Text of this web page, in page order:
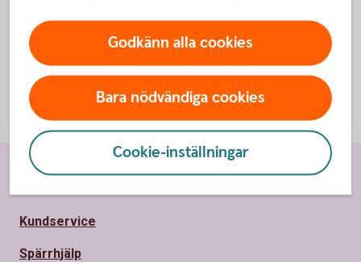
Godkänn alla cookies
Bara nödvändiga cookies
Cookie-inställningar
Sidfot
Hitta snabbt
Kundservice
Spärrhjälp